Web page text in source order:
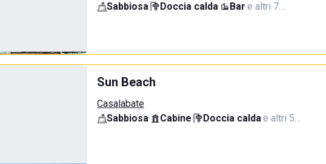
Sabbiosa· Doccia calda· Bar·e altri 7…
Sun Beach
Casalabate
Sabbiosa· Cabine· Doccia calda·e altri 5…